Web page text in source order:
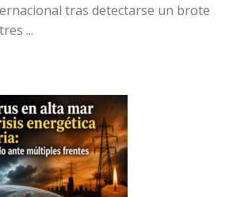
tras detectarse un brote
...